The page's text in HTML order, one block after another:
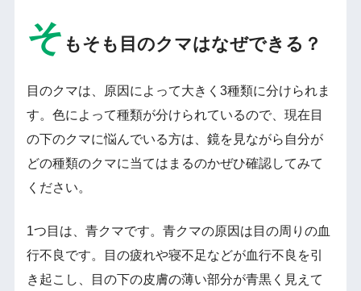
そ もそも目のクマはなぜできる？
目のクマは、原因によって大きく3種類に分けられま
す。色によって種類が分けられているので、現在目
の下のクマに悩んでいる方は、鏡を見ながら自分が
どの種類のクマに当てはまるのかぜひ確認してみて
ください。
1つ目は、青クマです。青クマの原因は目の周りの血
行不良です。目の疲れや寝不足などが血行不良を引
き起こし、目の下の皮膚の薄い部分が青黒く見えて